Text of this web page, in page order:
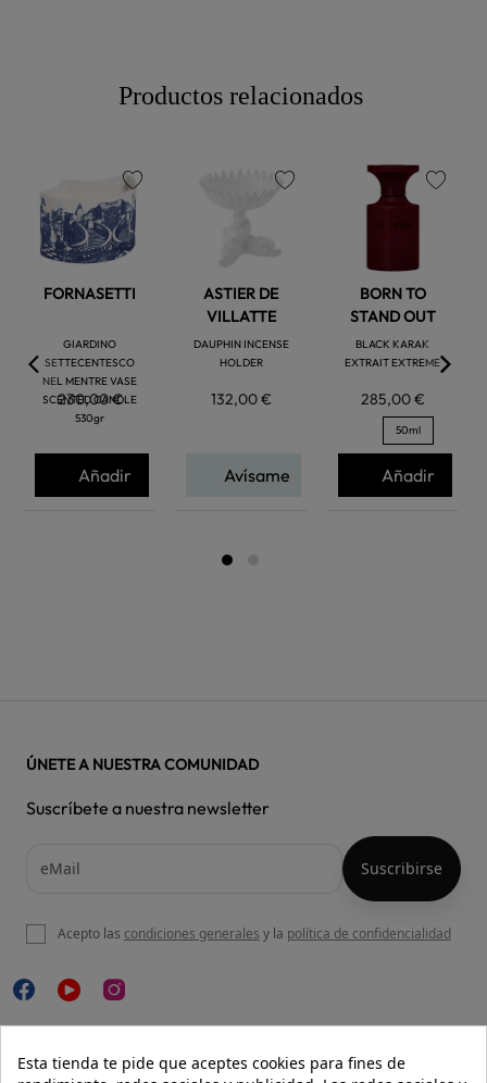
Productos relacionados
FORNASETTI
GIARDINO
SETTECENTESCO
NEL MENTRE VASE
SCENTED CANDLE
530gr
230,00 €
favorite
Añadir
ASTIER DE
VILLATTE
DAUPHIN INCENSE
HOLDER
132,00 €
Avísame
BORN TO
STAND OUT
BLACK KARAK
EXTRAIT EXTREME
285,00 €
50ml
Añadir
NUESTRA WEB
ÚNETE A NUESTRA COMUNIDAD
Suscríbete a nuestra newsletter
Acepto las condiciones generales y la política de confidencialidad
Esta tienda te pide que aceptes cookies para fines de